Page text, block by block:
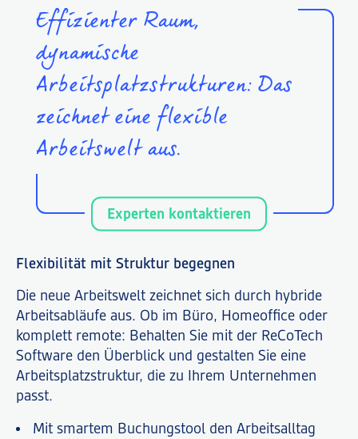
Effizienter Raum,
dynamische
Arbeitsplatzstrukturen: Das
zeichnet eine flexible
Arbeitswelt aus.
Experten kontaktieren
Flexibilität mit Struktur begegnen
Die neue Arbeitswelt zeichnet sich durch hybride
Arbeitsabläufe aus. Ob im Büro, Homeoffice oder
komplett remote: Behalten Sie mit der ReCoTech
Software den Überblick und gestalten Sie eine
Arbeitsplatzstruktur, die zu Ihrem Unternehmen
passt.
Mit smartem Buchungstool den Arbeitsalltag